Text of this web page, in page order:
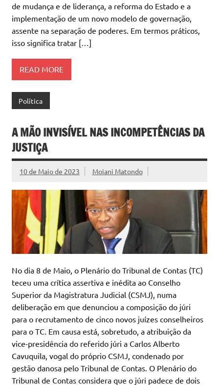
de mudança e de liderança, a reforma do Estado e a
implementação de um novo modelo de governação,
assente na separação de poderes. Em termos práticos,
isso significa tratar […]
READ MORE
Política
A MÃO INVISÍVEL NAS INCOMPETÊNCIAS DA
JUSTIÇA
10 de Maio de 2023 Moiani Matondo
No dia 8 de Maio, o Plenário do Tribunal de Contas (TC)
teceu uma crítica assertiva e inédita ao Conselho
Superior da Magistratura Judicial (CSMJ), numa
deliberação em que denunciou a composição do júri
para o recrutamento de cinco novos juízes conselheiros
para o TC. Em causa está, sobretudo, a atribuição da
vice-presidência do referido júri a Carlos Alberto
Cavuquila, vogal do próprio CSMJ, condenado por
gestão danosa pelo Tribunal de Contas. O Plenário do
Tribunal de Contas considera que o júri padece de dois